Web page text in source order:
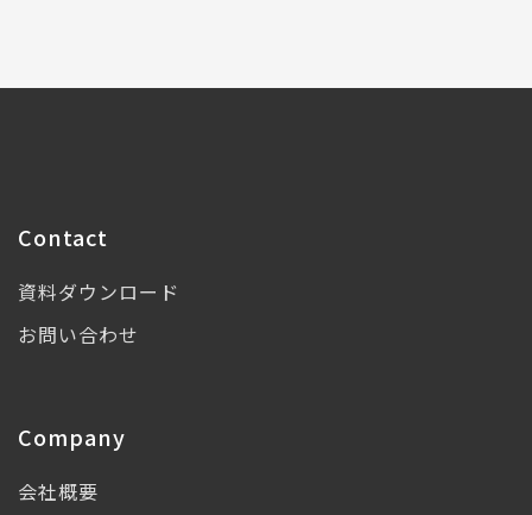
Contact
資料ダウンロード
お問い合わせ
Company
会社概要